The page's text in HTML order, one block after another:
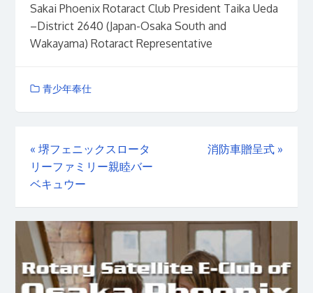
Sakai Phoenix Rotaract Club President Taika Ueda
–District 2640 (Japan-Osaka South and
Wakayama) Rotaract Representative
青少年奉仕
« 堺フェニックスロータ
リーファミリー親睦バー
ベキュウー
消防車贈呈式 »